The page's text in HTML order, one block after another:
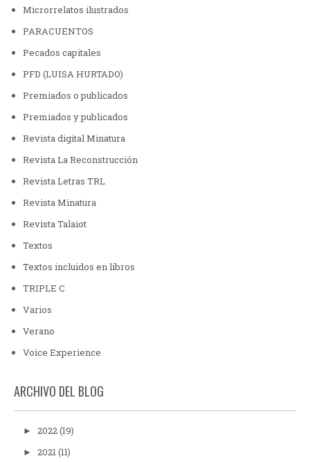
Microrrelatos ilustrados
PARACUENTOS
Pecados capitales
PFD (LUISA HURTADO)
Premiados o publicados
Premiados y publicados
Revista digital Minatura
Revista La Reconstrucción
Revista Letras TRL
Revista Minatura
Revista Talaiot
Textos
Textos incluidos en libros
TRIPLE C
Varios
Verano
Voice Experience
ARCHIVO DEL BLOG
► 2022(19)
► 2021(11)